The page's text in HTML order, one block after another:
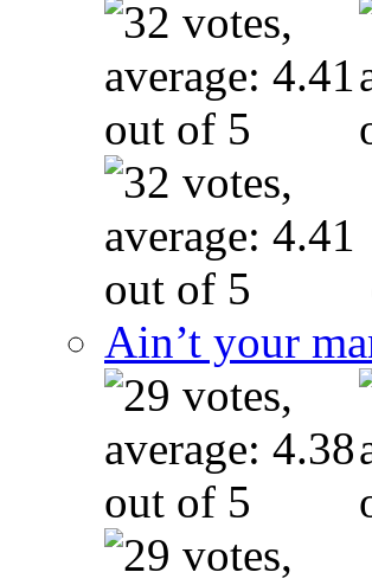
Ain’t your